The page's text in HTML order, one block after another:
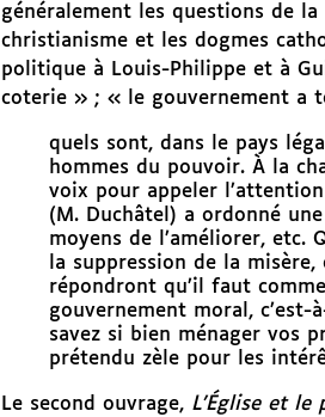
généralement les questions de
christianisme et les dogmes
politique à Louis-Philippe et à
coterie » ; « le gouvernement a
quels sont, dans le pays
hommes du pouvoir. À la
voix pour appeler
(M. Duchâtel) a ordonné
moyens de l’améliorer, etc.
la suppression de la
répondront qu’il faut
gouvernement moral,
savez si bien ménager vos
prétendu zèle pour les
Le second ouvrage, L’Église et le